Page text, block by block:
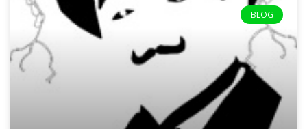
BLOG